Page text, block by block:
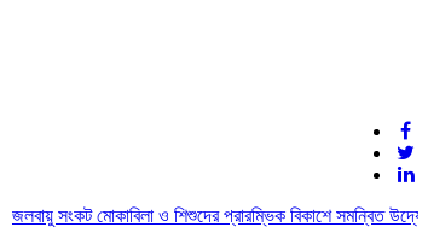
জলবায়ু সংকট মোকাবিলা ও শিশুদের প্রারম্ভিক বিকাশে সমন্বিত